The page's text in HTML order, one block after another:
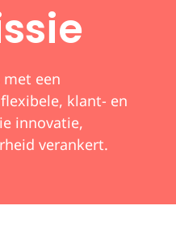
een
klant- en
innovatie,
verankert.